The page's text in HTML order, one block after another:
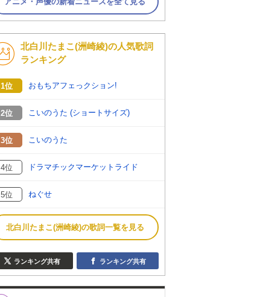
北白川たまこ(洲崎綾)の人気歌詞
ランキング
1位 おもちアフェっクション!
2位 こいのうた (ショートサイズ)
3位 こいのうた
4位 ドラマチックマーケットライド
5位 ねぐせ
北白川たまこ(洲崎綾)の歌詞一覧を見る
ランキング共有 ランキング共有